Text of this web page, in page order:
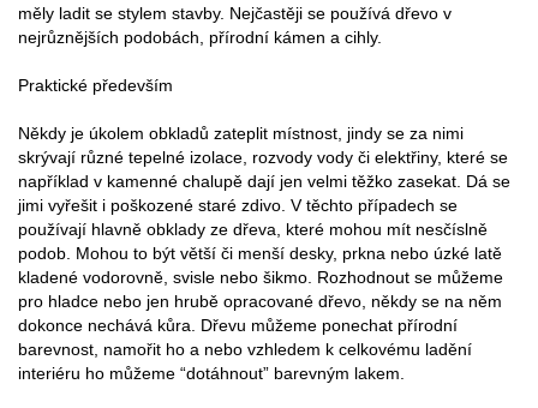
měly ladit se stylem stavby. Nejčastěji se používá dřevo v
nejrůznějších podobách, přírodní kámen a cihly.
Praktické především
Někdy je úkolem obkladů zateplit místnost, jindy se za nimi
skrývají různé tepelné izolace, rozvody vody či elektřiny, které se
například v kamenné chalupě dají jen velmi těžko zasekat. Dá se
jimi vyřešit i poškozené staré zdivo. V těchto případech se
používají hlavně obklady ze dřeva, které mohou mít nesčíslně
podob. Mohou to být větší či menší desky, prkna nebo úzké latě
kladené vodorovně, svisle nebo šikmo. Rozhodnout se můžeme
pro hladce nebo jen hrubě opracované dřevo, někdy se na něm
dokonce nechává kůra. Dřevu můžeme ponechat přírodní
barevnost, namořit ho a nebo vzhledem k celkovému ladění
interiéru ho můžeme “dotáhnout” barevným lakem.